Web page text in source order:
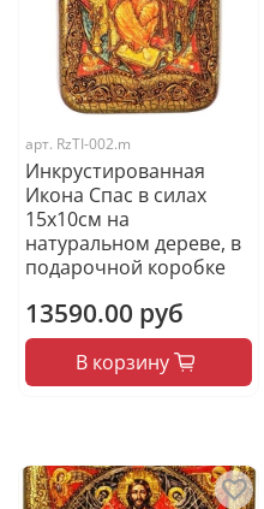
арт. RzTI-002.m
Инкрустированная
Икона Спас в силах
15х10см на
натуральном дереве, в
подарочной коробке
13590.00 руб
В корзину